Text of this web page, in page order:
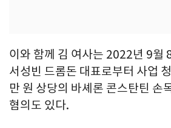
이와 함께 김 여사는 2022년 9월
서성빈 드롬돈 대표로부터 사업
만 원 상당의 바셰론 콘스탄틴 손
혐의도 있다.